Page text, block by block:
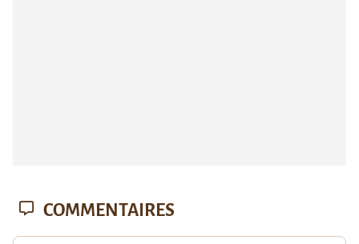
COMMENTAIRES